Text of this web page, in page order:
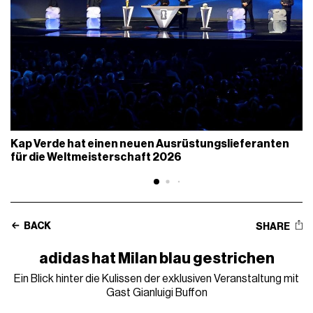
Kap Verde hat einen neuen Ausrüstungslieferanten
für die Weltmeisterschaft 2026
BACK SHARE
adidas hat Milan blau gestrichen
Ein Blick hinter die Kulissen der exklusiven Veranstaltung mit
Gast Gianluigi Buffon